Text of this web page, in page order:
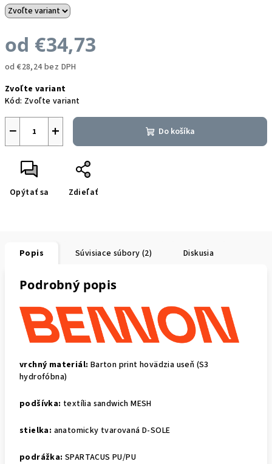
od €34,73
od€28,24bez DPH
cena:
Zvoľte variant
Kód: Zvoľte variant
+
− Do košíka
Opýtať sa Zdieľať
Popis Súvisiace súbory (2) Diskusia
Podrobný popis
vrchný materiál: Barton print hovädzia useň (S3
hydrofóbna)
podšívka: textília sandwich MESH
stielka: anatomicky tvarovaná D-SOLE
podrážka: SPARTACUS PU/PU